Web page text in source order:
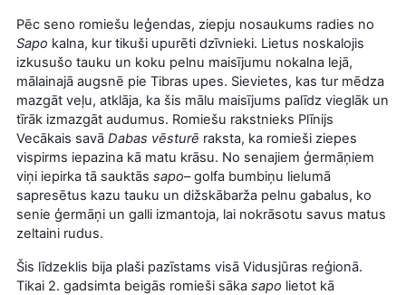
Pēc seno romiešu leģendas, ziepju nosaukums radies no
Sapo kalna, kur tikuši upurēti dzīvnieki. Lietus noskalojis
izkusušo tauku un koku pelnu maisījumu nokalna lejā,
mālainajā augsnē pie Tibras upes. Sievietes, kas tur mēdza
mazgāt veļu, atklāja, ka šis mālu maisījums palīdz vieglāk un
tīrāk izmazgāt audumus. Romiešu rakstnieks Plīnijs
Vecākais savā Dabas vēsturē raksta, ka romieši ziepes
vispirms iepazina kā matu krāsu. No senajiem ģermāņiem
viņi iepirka tā sauktās sapo– golfa bumbiņu lielumā
sapresētus kazu tauku un dižskābarža pelnu gabalus, ko
senie ģermāņi un galli izmantoja, lai nokrāsotu savus matus
zeltaini rudus.
Šis līdzeklis bija plaši pazīstams visā Vidusjūras reģionā.
Tikai 2. gadsimta beigās romieši sāka sapo lietot kā